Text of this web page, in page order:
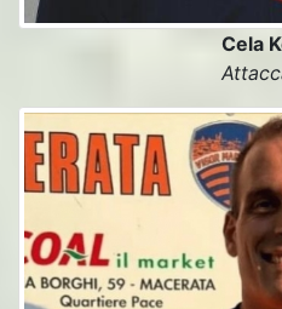
Cela